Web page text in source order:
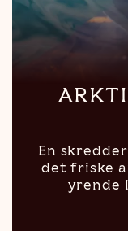
En
det friske
yrende